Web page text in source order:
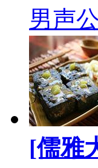
男声
[儒雅